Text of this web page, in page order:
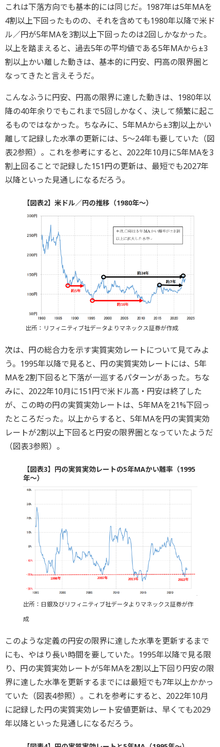
これは下落方向でも基本的には同じだ。1987年は5年MAを
4割以上下回ったものの、それを含めても1980年以降で米ド
ル／円が5年MAを3割以上下回ったのは2回しかなかった。
以上を踏まえると、過去5年の平均値である5年MAから±3
割以上かい離した動きは、基本的に円安、円高の限界圏と
なってきたと言えそうだ。
こんなふうに円安、円高の限界に達した動きは、1980年以
降の40年余りでもこれまで5回しかなく、決して頻繁に起こ
るものではなかった。ちなみに、5年MAから±3割以上かい
離して記録した水準の更新には、5～24年も要していた（図
表2参照）。これを参考にすると、2022年10月に5年MAを3
割上回ることで記録した151円の更新は、最短でも2027年
以降といった見通しになるだろう。
【図表2】米ドル／円の推移（1980年～）
出所：リフィニティブ社データよりマネックス証券が作成
次は、円の総合力を示す実質実効レートについて見てみよ
う。1995年以降で見ると、円の実質実効レートには、5年
MAを2割下回ると下落が一巡するパターンがあった。ちな
みに、2022年10月に151円で米ドル高・円安は終了した
が、この時の円の実質実効レートは、5年MAを21%下回っ
たところだった。以上からすると、5年MAを円の実質実効
レートが2割以上下回ると円安の限界圏となっていたようだ
（図表3参照）。
【図表3】円の実質実効レートの5年MAかい離率（1995
年～）
出所：日銀及びリフィニティブ社データよりマネックス証券が作
成
このような定義の円安の限界に達した水準を更新するまで
にも、やはり長い時間を要していた。1995年以降で見る限
り、円の実質実効レートが5年MAを2割以上下回り円安の限
界に達した水準を更新するまでには最短でも7年以上かかっ
ていた（図表4参照）。これを参考にすると、2022年10月
に記録した円の実質実効レート安値更新は、早くても2029
年以降といった見通しになるだろう。